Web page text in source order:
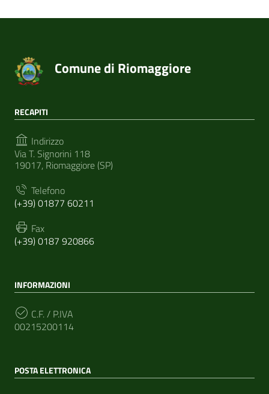
Comune di Riomaggiore
RECAPITI
Indirizzo
Via T. Signorini 118
19017, Riomaggiore (SP)
Telefono
(+39) 01877 60211
Fax
(+39) 0187 920866
INFORMAZIONI
C.F. / P.IVA
00215200114
POSTA ELETTRONICA